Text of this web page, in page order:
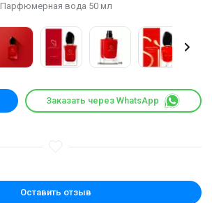
Парфюмерная вода 50 мл
Заказать через WhatsApp
Оставить отзыв